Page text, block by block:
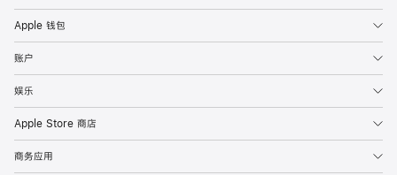
Apple 钱包
账户
娱乐
Apple Store 商店
商务应用